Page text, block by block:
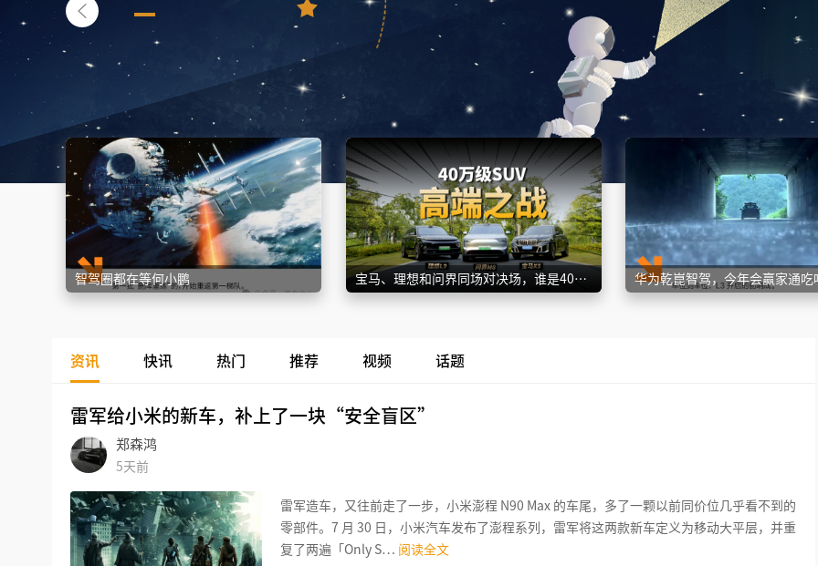
智驾圈都在等何小鹏 宝马、理想和问界同场对决场，谁是40万级SUV一哥？ 华为乾崑智驾，今年会赢家通吃
资讯 快讯 热门 推荐 视频 话题
雷军给小米的新车，补上了一块“安全盲区”
郑森鸿
5天前
雷军造车，又往前走了一步，小米澎程 N90 Max 的车尾，多了一颗以前同价位几乎看不到的
零部件。7 月 30 日，小米汽车发布了澎程系列，雷军将这两款新车定义为移动大平层，并重
复了两遍「Only S… 阅读全文